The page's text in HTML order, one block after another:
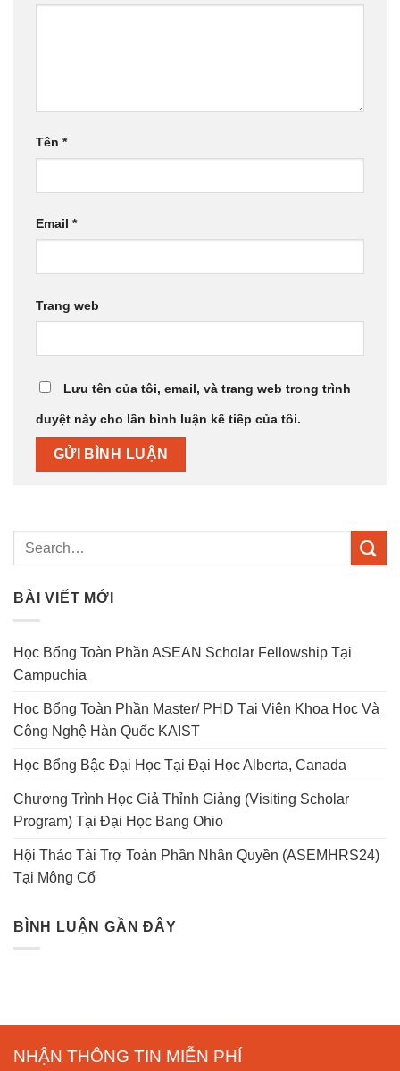
Tên *
Email *
Trang web
Lưu tên của tôi, email, và trang web trong trình
duyệt này cho lần bình luận kế tiếp của tôi.
BÀI VIẾT MỚI
Học Bổng Toàn Phần ASEAN Scholar Fellowship Tại
Campuchia
Học Bổng Toàn Phần Master/ PHD Tại Viện Khoa Học Và
Công Nghệ Hàn Quốc KAIST
Học Bổng Bậc Đại Học Tại Đại Học Alberta, Canada
Chương Trình Học Giả Thỉnh Giảng (Visiting Scholar
Program) Tại Đại Học Bang Ohio
Hội Thảo Tài Trợ Toàn Phần Nhân Quyền (ASEMHRS24)
Tại Mông Cổ
BÌNH LUẬN GẦN ĐÂY
NHẬN THÔNG TIN MIỄN PHÍ